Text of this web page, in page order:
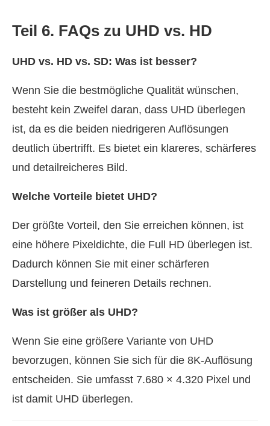
Teil 6. FAQs zu UHD vs. HD
UHD vs. HD vs. SD: Was ist besser?
Wenn Sie die bestmögliche Qualität wünschen,
besteht kein Zweifel daran, dass UHD überlegen
ist, da es die beiden niedrigeren Auflösungen
deutlich übertrifft. Es bietet ein klareres, schärferes
und detailreicheres Bild.
Welche Vorteile bietet UHD?
Der größte Vorteil, den Sie erreichen können, ist
eine höhere Pixeldichte, die Full HD überlegen ist.
Dadurch können Sie mit einer schärferen
Darstellung und feineren Details rechnen.
Was ist größer als UHD?
Wenn Sie eine größere Variante von UHD
bevorzugen, können Sie sich für die 8K-Auflösung
entscheiden. Sie umfasst 7.680 × 4.320 Pixel und
ist damit UHD überlegen.